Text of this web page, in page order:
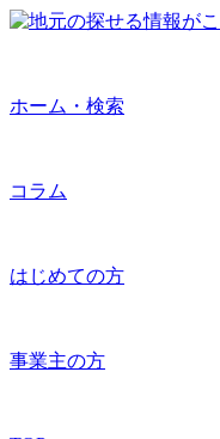
ホーム・検索
コラム
はじめての方
事業主の方